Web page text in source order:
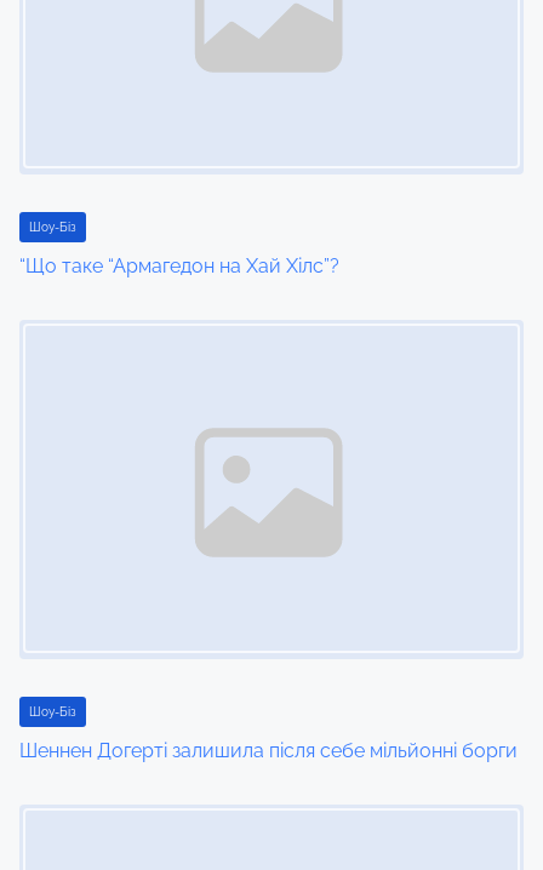
i
o
Шоу-Біз
“Що таке “Армагедон на Хай Хілс”?
Шоу-Біз
Шеннен Догерті залишила після себе мільйонні борги